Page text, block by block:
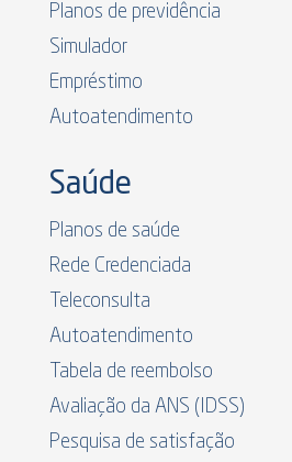
Planos de previdência
Simulador
Empréstimo
Autoatendimento
Saúde
Planos de saúde
Rede Credenciada
Teleconsulta
Autoatendimento
Tabela de reembolso
Avaliação da ANS (IDSS)
Pesquisa de satisfação